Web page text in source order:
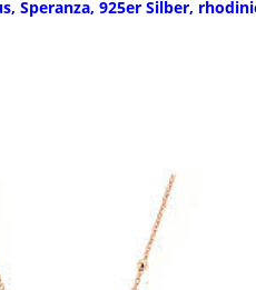
Speranza, 925er Silber,